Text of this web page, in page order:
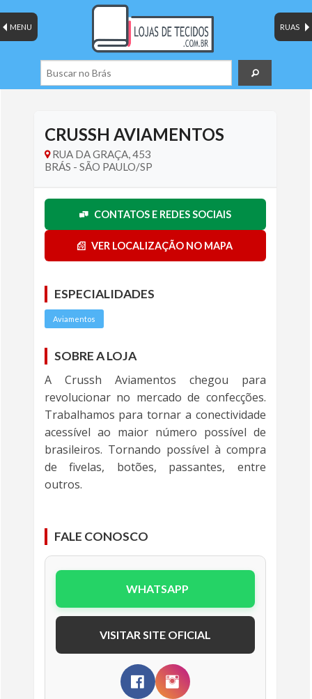
RUAS
MENU
CRUSSH AVIAMENTOS
RUA DA GRAÇA, 453
BRÁS - SÃO PAULO/SP
CONTATOS E REDES SOCIAIS
VER LOCALIZAÇÃO NO MAPA
ESPECIALIDADES
Aviamentos
SOBRE A LOJA
A Crussh Aviamentos chegou para
revolucionar no mercado de confecções.
Trabalhamos para tornar a conectividade
acessível ao maior número possível de
brasileiros. Tornando possível à compra
de fivelas, botões, passantes, entre
outros.
FALE CONOSCO
WHATSAPP
VISITAR SITE OFICIAL